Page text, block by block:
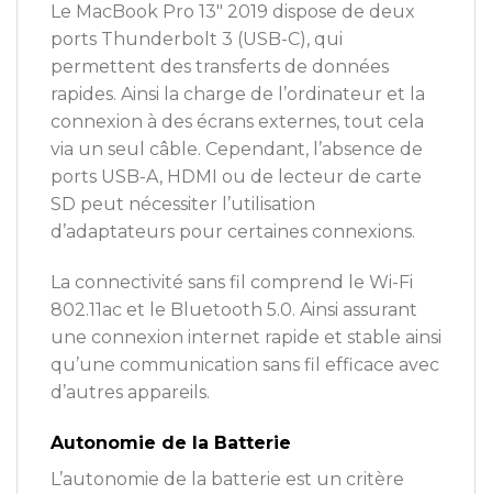
Le MacBook Pro 13″ 2019 dispose de deux
ports Thunderbolt 3 (USB-C), qui
permettent des transferts de données
rapides. Ainsi la charge de l’ordinateur et la
connexion à des écrans externes, tout cela
via un seul câble. Cependant, l’absence de
ports USB-A, HDMI ou de lecteur de carte
SD peut nécessiter l’utilisation
d’adaptateurs pour certaines connexions.
La connectivité sans fil comprend le Wi-Fi
802.11ac et le Bluetooth 5.0. Ainsi assurant
une connexion internet rapide et stable ainsi
qu’une communication sans fil efficace avec
d’autres appareils.
Autonomie de la Batterie
L’autonomie de la batterie est un critère